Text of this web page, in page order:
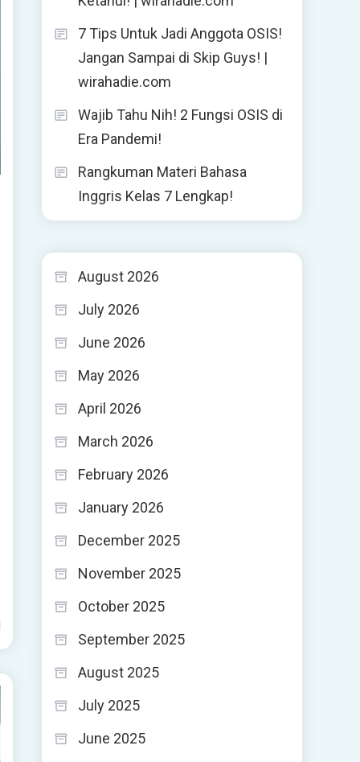
7 Tips Untuk Jadi Anggota OSIS!
Jangan Sampai di Skip Guys! |
wirahadie.com
Wajib Tahu Nih! 2 Fungsi OSIS di
Era Pandemi!
Rangkuman Materi Bahasa
Inggris Kelas 7 Lengkap!
August 2026
July 2026
June 2026
May 2026
April 2026
March 2026
February 2026
January 2026
December 2025
November 2025
October 2025
September 2025
August 2025
July 2025
June 2025